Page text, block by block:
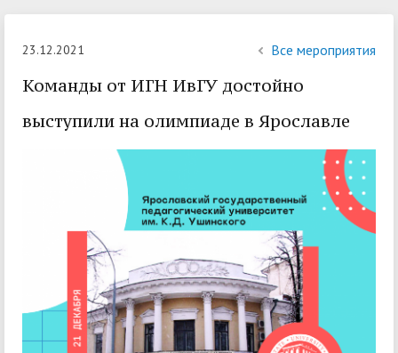
23.12.2021 Все мероприятия
Команды от ИГН ИвГУ достойно
выступили на олимпиаде в Ярославле